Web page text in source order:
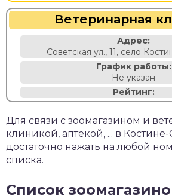
Ветеринарная
Адрес:
Советская ул., 11, село
График работы:
Не указан
Рейтинг:
Для связи с зоомагазином и
клиникой, аптекой, ... в
достаточно нажать на любой
списка.
Список